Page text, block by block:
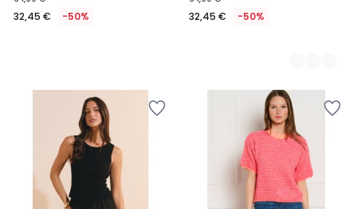
32,45 € -50% 32,45 € -50%